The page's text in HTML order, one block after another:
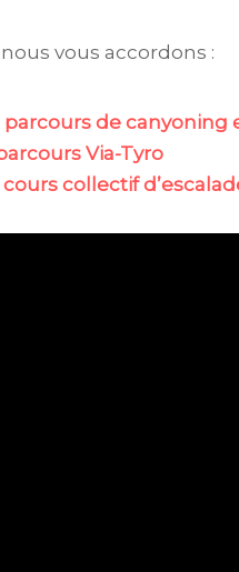
vous accordons :
parcours de canyoning
Via-Tyro
cours collectif